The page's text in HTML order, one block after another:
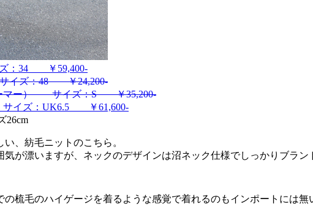
：34 ￥59,400-
イズ：48 ￥24,200-
ーマー） サイズ：S ￥35,200-
イズ：UK6.5 ￥61,600-
26cm
、紡毛ニットのこちら。
が漂いますが、ネックのデザインは沼ネック仕様でしっかりブラン
梳毛のハイゲージを着るような感覚で着れるのもインポートには無